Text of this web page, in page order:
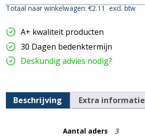
|
hoeveelheid
Totaal naar winkelwagen: €2.11excl. btw
A+ kwaliteit producten
30 Dagen bedenktermijn
Deskundig advies nodig?
Beschrijving Extra informatie
Aantal aders 3